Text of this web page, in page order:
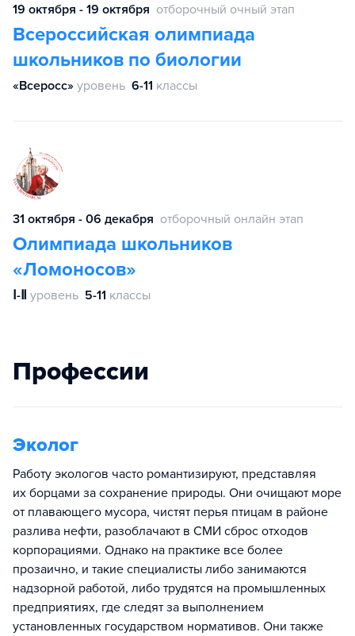
19 октября - 19 октября отборочный очный этап
Всероссийская олимпиада
школьников по биологии
«Всеросс» уровень 6-11 классы
31 октября - 06 декабря отборочный онлайн этап
Олимпиада школьников
«Ломоносов»
Ⅰ-Ⅱ уровень 5-11 классы
Профессии
Эколог
Работу экологов часто романтизируют, представляя
их борцами за сохранение природы. Они очищают море
от плавающего мусора, чистят перья птицам в районе
разлива нефти, разоблачают в СМИ сброс отходов
корпорациями. Однако на практике все более
прозаично, и такие специалисты либо занимаются
надзорной работой, либо трудятся на промышленных
предприятиях, где следят за выполнением
установленных государством нормативов. Они также